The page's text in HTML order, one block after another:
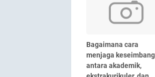
Bagaimana cara
menjaga
antara akademik,